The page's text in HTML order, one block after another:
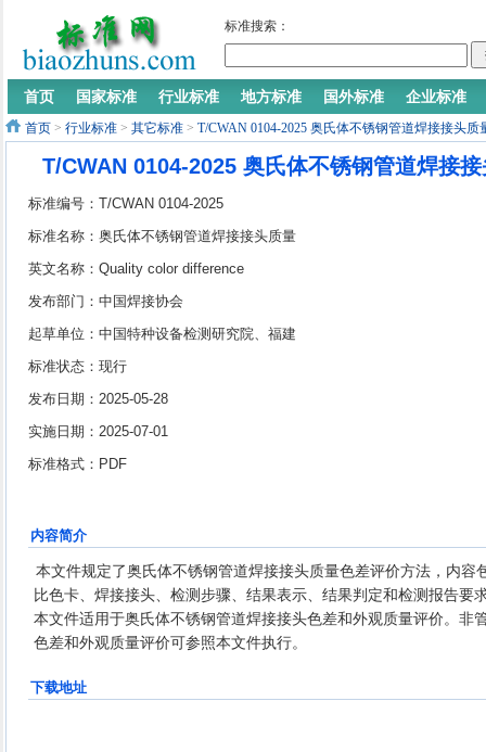
标准搜索：
首页 国家标准 行业标准 地方标准 国外标准 企业标准
首页 > 行业标准 > 其它标准 > T/CWAN 0104-2025 奥氏体不锈钢管道焊接接头质
T/CWAN 0104-2025 奥氏体不锈钢管道焊接
标准编号：T/CWAN 0104-2025
标准名称：奥氏体不锈钢管道焊接接头质量
色差评价方法
英文名称：Quality color difference
evaluation method for welding joints of
austenitic stainless steel pipes
发布部门：中国焊接协会
起草单位：中国特种设备检测研究院、福建
省特种设备检验研究院、天津市特种设备监
督检验技术研究院、合肥通用机械研究院有
限公司、哈尔滨威尔焊接有限责任公司、北
京金威焊材有限公司、武汉市润之达石化设
限公司、福建青拓特钢技术研究有限公司、
宁德时代新能源科技股份有限公司、中国石
化工程建设有限公司、中国机械总院集团哈
尔滨焊接研究所有限公司、华北水利水电大
标准状态：现行
发布日期：2025-05-28
实施日期：2025-07-01
标准格式：PDF
内容简介
本文件规定了奥氏体不锈钢管道焊接接头质量色差评价方法，内容
比色卡、焊接接头、检测步骤、结果表示、结果判定和检测报告要
本文件适用于奥氏体不锈钢管道焊接接头色差和外观质量评价。非
色差和外观质量评价可参照本文件执行。
下载地址